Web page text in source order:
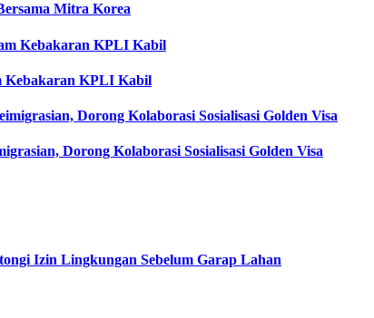
Mitra Korea
Kebakaran KPLI Kabil
Dorong Kolaborasi Sosialisasi Golden Visa
Izin Lingkungan Sebelum Garap Lahan